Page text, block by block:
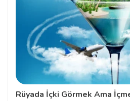
Rüyada İçki Görmek Ama